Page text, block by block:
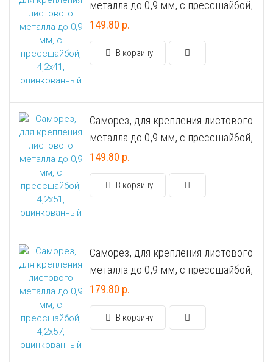
Универсальный дюбель потай и с бортом
Универсальный распорный дюбель с петельным крюком RUO
Универсальный распорный дюбель с потолочным крюком RUС
Универсальный распорный дюбель с простым крюком RUL
Фасадный анкер “Wkret-met”
Шпатель фасадный нержавеющий, зубчатый 8х8мм
металла до 0,9 мм, с прессшайбой,
4,2х41, оцинкованный
149.80 р.
В корзину
Саморез, для крепления листового
металла до 0,9 мм, с прессшайбой,
4,2х51, оцинкованный
149.80 р.
В корзину
Саморез, для крепления листового
металла до 0,9 мм, с прессшайбой,
4,2х57, оцинкованный
179.80 р.
В корзину